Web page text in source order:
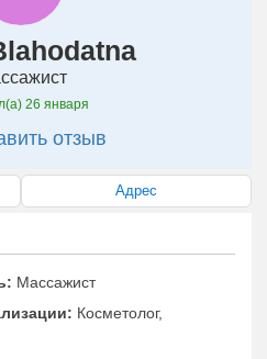
26 января
отзыв
Адрес
Массажист
Косметолог,